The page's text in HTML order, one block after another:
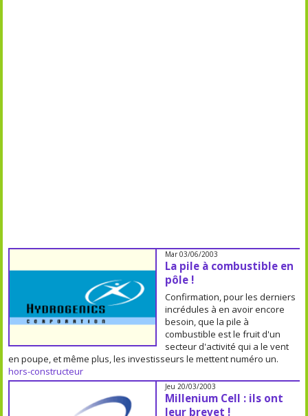
Mar 03/06/2003
La pile à combustible en
pôle !
Confirmation, pour les derniers
incrédules à en avoir encore
besoin, que la pile à
combustible est le fruit d'un
secteur d'activité qui a le vent
en poupe, et même plus, les investisseurs le mettent numéro un.
hors-constructeur
Jeu 20/03/2003
Millenium Cell : ils ont
leur brevet !